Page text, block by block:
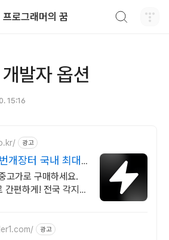
프로그래머의 꿈
발자 옵션
15:16
광고
개장터 국내 최대
고가로 구매하세요.
간편하게! 전국 각지에
광고